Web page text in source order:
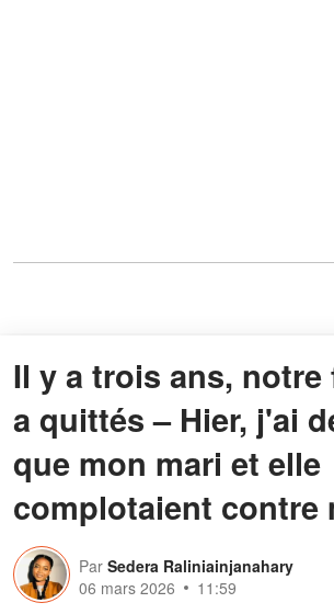
Il y a trois ans,
a quittés – Hier, j'ai
que mon mari et elle
complotaient contre
Par Sedera Raliniainjanahary
06 mars 2026
11:59